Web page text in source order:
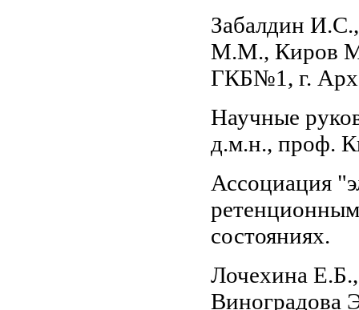
Забалдин
М.М., Киров
ГКБ№1, г.
Научные
д.м.н., проф.
Ассоциация
состояниях.
Лочехина